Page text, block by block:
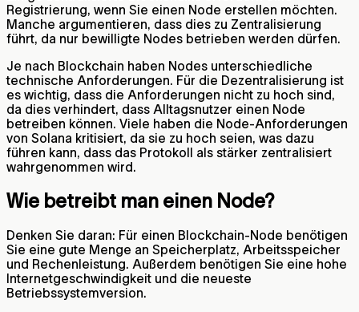
Registrierung, wenn Sie einen Node erstellen möchten.
Manche argumentieren, dass dies zu Zentralisierung
führt, da nur bewilligte Nodes betrieben werden dürfen.
Je nach Blockchain haben Nodes unterschiedliche
technische Anforderungen. Für die Dezentralisierung ist
es wichtig, dass die Anforderungen nicht zu hoch sind,
da dies verhindert, dass Alltagsnutzer einen Node
betreiben können. Viele haben die Node-Anforderungen
von Solana kritisiert, da sie zu hoch seien, was dazu
führen kann, dass das Protokoll als stärker zentralisiert
wahrgenommen wird.
Wie betreibt man einen Node?
Denken Sie daran: Für einen Blockchain-Node benötigen
Sie eine gute Menge an Speicherplatz, Arbeitsspeicher
und Rechenleistung. Außerdem benötigen Sie eine hohe
Internetgeschwindigkeit und die neueste
Betriebssystemversion.